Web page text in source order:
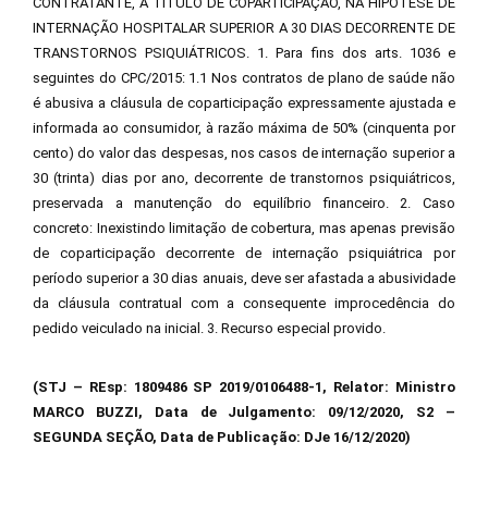
INTERNAÇÃO HOSPITALAR SUPERIOR A 30 DIAS DECORRENTE DE
TRANSTORNOS PSIQUIÁTRICOS. 1. Para fins dos arts. 1036 e
seguintes do CPC/2015: 1.1 Nos contratos de plano de saúde não
é abusiva a cláusula de coparticipação expressamente ajustada e
informada ao consumidor, à razão máxima de 50% (cinquenta por
cento) do valor das despesas, nos casos de internação superior a
30 (trinta) dias por ano, decorrente de transtornos psiquiátricos,
preservada a manutenção do equilíbrio financeiro. 2. Caso
concreto: Inexistindo limitação de cobertura, mas apenas previsão
de coparticipação decorrente de internação psiquiátrica por
período superior a 30 dias anuais, deve ser afastada a abusividade
da cláusula contratual com a consequente improcedência do
pedido veiculado na inicial. 3. Recurso especial provido.
(STJ – REsp: 1809486 SP 2019/0106488-1, Relator: Ministro
MARCO BUZZI, Data de Julgamento: 09/12/2020, S2 –
SEGUNDA SEÇÃO, Data de Publicação: DJe 16/12/2020)